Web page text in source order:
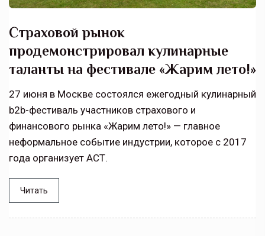
Страховой рынок
продемонстрировал кулинарные
таланты на фестивале «Жарим лето!»
27 июня в Москве состоялся ежегодный кулинарный
b2b-фестиваль участников страхового и
финансового рынка «Жарим лето!» — главное
неформальное событие индустрии, которое с 2017
года организует АСТ.
Читать